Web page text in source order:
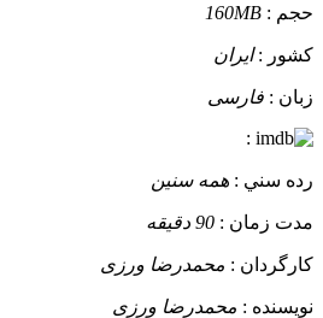
حجم : 160MB
کشور :ایران
زبان : فارسی
:
رده سني : همه سنین
مدت زمان : 90 دقیقه
کارگردان : محمدرضا ورزی
نويسنده : محمدرضا ورزی